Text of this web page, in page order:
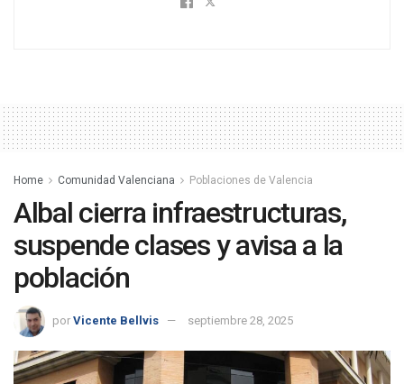
Home Comunidad Valenciana Poblaciones de Valencia
Albal cierra infraestructuras,
suspende clases y avisa a la
población
por Vicente Bellvis septiembre 28, 2025